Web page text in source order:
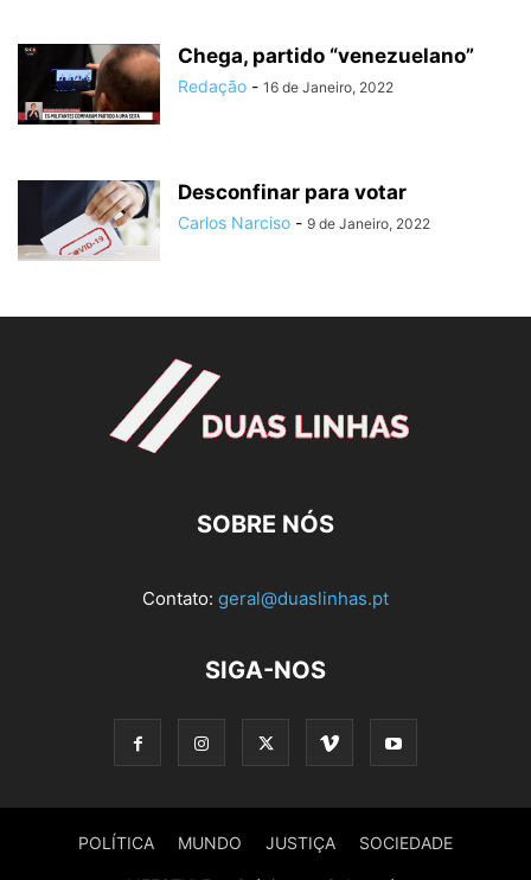
Chega, partido “venezuelano”
Redação - 16 de Janeiro, 2022
Desconfinar para votar
Carlos Narciso - 9 de Janeiro, 2022
SOBRE NÓS
Contato: geral@duaslinhas.pt
SIGA-NOS
POLÍTICA MUNDO JUSTIÇA SOCIEDADE